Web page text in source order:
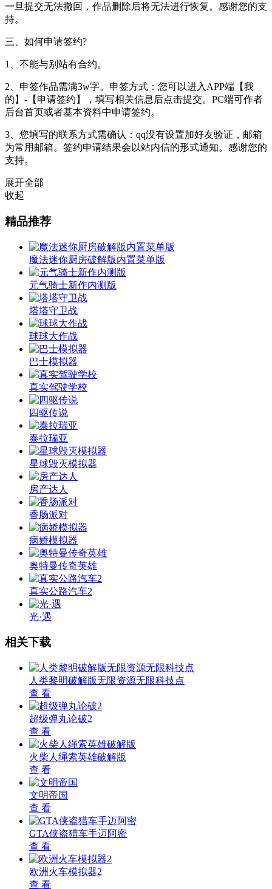
一旦提交无法撤回，作品删除后将无法进行恢复。感谢您的支
持。
三、如何申请签约?
1、不能与别站有合约。
2、申签作品需满3w字。申签方式：您可以进入APP端【我
的】-【申请签约】，填写相关信息后点击提交。PC端可作者
后台首页或者基本资料中申请签约。
3、您填写的联系方式需确认：qq没有设置加好友验证，邮箱
为常用邮箱。签约申请结果会以站内信的形式通知。感谢您的
支持。
展开全部
收起
精品推荐
魔法迷你厨房破解版内置菜单版
元气骑士新作内测版
塔塔守卫战
球球大作战
巴士模拟器
真实驾驶学校
四驱传说
泰拉瑞亚
星球毁灭模拟器
房产达人
香肠派对
病娇模拟器
奥特曼传奇英雄
真实公路汽车2
光·遇
相关下载
人类黎明破解版无限资源无限科技点
查 看
超级弹丸论破2
查 看
火柴人绳索英雄破解版
查 看
文明帝国
查 看
GTA侠盗猎车手迈阿密
查 看
欧洲火车模拟器2
查 看